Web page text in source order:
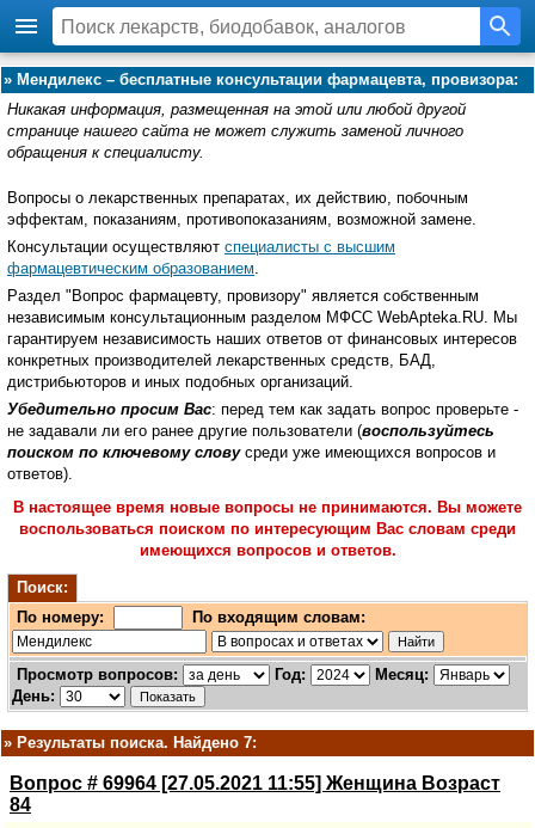
» Мендилекс – бесплатные консультации фармацевта, провизора:
Никакая информация, размещенная на этой или любой другой
странице нашего сайта не может служить заменой личного
обращения к специалисту.
Вопросы о лекарственных препаратах, их действию, побочным
эффектам, показаниям, противопоказаниям, возможной замене.
Консультации осуществляют специалисты с высшим
фармацевтическим образованием.
Раздел "Вопрос фармацевту, провизору" является собственным
независимым консультационным разделом МФСС WebApteka.RU. Мы
гарантируем независимость наших ответов от финансовых интересов
конкретных производителей лекарственных средств, БАД,
дистрибьюторов и иных подобных организаций.
Убедительно просим Вас: перед тем как задать вопрос проверьте -
не задавали ли его ранее другие пользователи (воспользуйтесь
поиском по ключевому словусреди уже имеющихся вопросов и
ответов).
В настоящее время новые вопросы не принимаются. Вы можете
воспользоваться поиском по интересующим Вас словам среди
имеющихся вопросов и ответов.
Поиск:
По номеру:
По входящим словам:
Просмотр вопросов: Год:
Месяц:
День:
» Результаты поиска. Найдено 7:
Вопрос # 69964 [27.05.2021 11:55] Женщина Возраст
84